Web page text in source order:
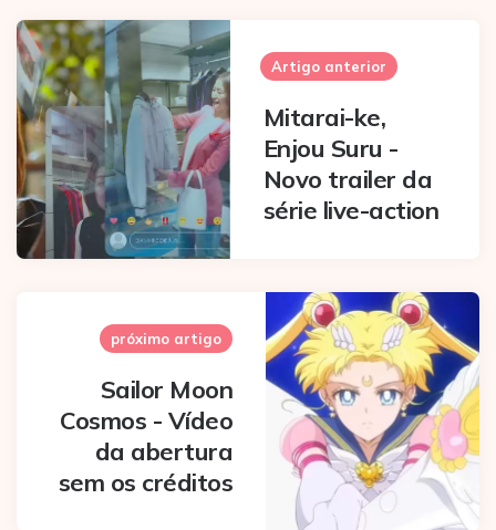
Post
navigation
Artigo anterior
Mitarai-ke,
Enjou Suru -
Novo trailer da
série live-action
próximo artigo
Sailor Moon
Cosmos - Vídeo
da abertura
sem os créditos